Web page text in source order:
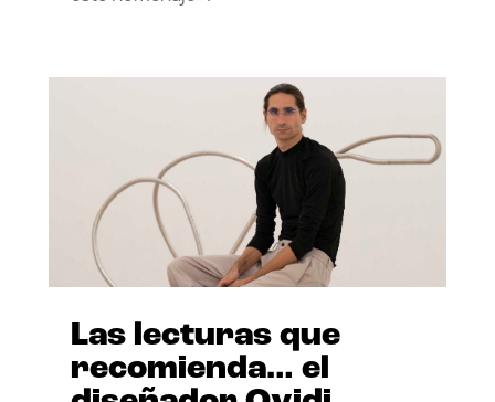
Las lecturas que
recomienda… el